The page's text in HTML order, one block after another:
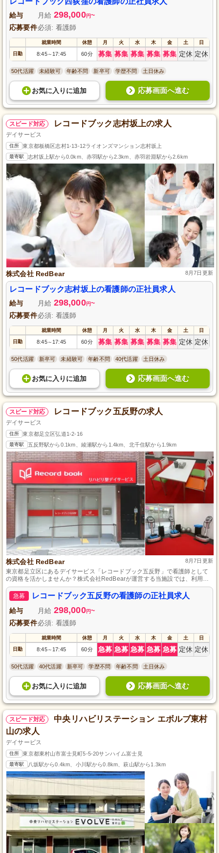
給与 月給 298,000円~
応募要件必須: 看護師
就業時間 休憩 月 火 水 木 金 土 日
日勤 8:45～ 17:45 60分 募集 募集 募集 募集 募集 定休 定休
50代活躍 未経験可 年齢不問 新卒可 学歴不問 土日休み
お気に入り に追加 応募画面へ進む
スピード対応 レコードブック志村坂上の求人
デイサービス
住所 東京都板橋区志村1-13-12ライオンズマンション志村坂上
最寄駅 志村坂上駅から0.0km、赤羽駅から2.3km、赤羽岩淵駅から2.6km
株式会社 RedBear 8月7日更新
レコードブック志村坂上の看護師の正社員求人
給与 月給 298,000円~
応募要件必須: 看護師
就業時間 休憩 月 火 水 木 金 土 日
日勤 8:45～ 17:45 60分 募集 募集 募集 募集 募集 定休 定休
50代活躍 新卒可 未経験可 年齢不問 40代活躍 土日休み
お気に入り に追加 応募画面へ進む
スピード対応 レコードブック五反野の求人
デイサービス
住所 東京都足立区弘道1-2-16
最寄駅 五反野駅から0.1km、綾瀬駅から1.4km、北千住駅から1.9km
株式会社 RedBear 8月7日更新
東京都足立区にあるデイサービス「レコードブック五反野」で看護師として
の資格を活かしませんか？株式会社RedBearが運営する当施設では、利用者
様の健康管理と心温まるケアを提供し、安心感のある生活を支えます。正社
員として安定した勤務ができる職場で、あなたの知識とスキルを発揮し、利
用者様に寄り添ったケアを一緒に提供しましょう。温かい環境で新しいキャ
リアをスタートするチャンスです。
急募 レコードブック五反野の看護師の正社員求人
給与 月給 298,000円~
応募要件必須: 看護師
就業時間 休憩 月 火 水 木 金 土 日
日勤 8:45～ 17:45 60分 急募 急募 急募 急募 急募 定休 定休
50代活躍 40代活躍 新卒可 学歴不問 年齢不問 土日休み
お気に入り に追加 応募画面へ進む
スピード対応
中央リハビリステーション エボルブ東村
山の求人
デイサービス
住所 東京都東村山市富士見町5-5-20サンハイム富士見
最寄駅 八坂駅から0.4km、小川駅から0.8km、萩山駅から1.3km